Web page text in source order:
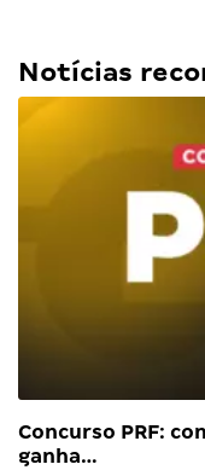
Notícias
Concurso PRF:
ganha…